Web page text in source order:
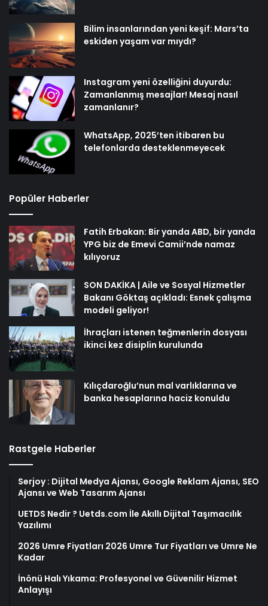
Bilim insanlarından yeni keşif: Mars’ta
eskiden yaşam var mıydı?
Instagram yeni özelliğini duyurdu:
Zamanlanmış mesajlar! Mesaj nasıl
zamanlanır?
WhatsApp, 2025’ten itibaren bu
telefonlarda desteklenmeyecek
Popüler Haberler
Fatih Erbakan: Bir yanda ABD, bir yanda
YPG biz de Emevi Camii’nde namaz
kılıyoruz
SON DAKİKA | Aile ve Sosyal Hizmetler
Bakanı Göktaş açıkladı: Esnek çalışma
modeli geliyor!
İhraçları istenen teğmenlerin dosyası
ikinci kez disiplin kurulunda
Kılıçdaroğlu’nun mal varlıklarına ve
banka hesaplarına haciz konuldu
Rastgele Haberler
Serjoy : Dijital Medya Ajansı, Google Reklam Ajansı, SEO
Ajansı ve Web Tasarım Ajansı
UETDS Nedir ? Uetds.com İle Akıllı Dijital Taşımacılık
Yazılımı
2026 Umre Fiyatları 2026 Umre Tur Fiyatları ve Umre Ne
Kadar
İnönü Halı Yıkama: Profesyonel ve Güvenilir Hizmet
Anlayışı